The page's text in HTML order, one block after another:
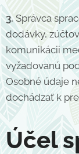
3.Správca
dodávky,
komunikácii
vyžadovanú
Osobné údaje
dochádzať k
Účel